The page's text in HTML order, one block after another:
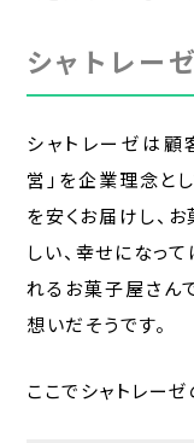
シャトレー
シャトレーゼは顧
営」を企業理念と
を安くお届けし、
しい、幸せになっ
れるお菓子屋さん
想いだそうです。
ここでシャトレー